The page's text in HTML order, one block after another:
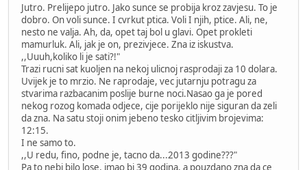
Jutro. Prelijepo jutro. Jako sunce se probija kroz zavjesu. To je
dobro. On voli sunce. I cvrkut ptica. Voli I njih, ptice. Ali, ne,
nesto ne valja. Ah, da, opet taj bol u glavi. Opet prokleti
mamurluk. Ali, jak je on, prezivjece. Zna iz iskustva.
,,Uuuh,koliko li je sati?!"
Trazi rucni sat kuoljen na nekoj ulicnoj rasprodaji za 10 dolara.
Uvijek je to mrzio. Ne raprodaje, vec jutarnju potragu za
stvarima razbacanim poslije burne noci.Nasao ga je pored
nekog rozog komada odjece, cije porijeklo nije siguran da zeli
da zna. Na satu stoji onim jebeno tesko citljivim brojevima:
12:15.
I ne samo to.
,,U redu, fino, podne je, tacno da...2013 godine???"
Pa to nebi bilo lose, imao bi 39 godina, a pouzdano zna da ce